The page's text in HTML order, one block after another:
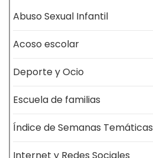
Abuso Sexual Infantil
Acoso escolar
Deporte y Ocio
Escuela de familias
Índice de Semanas Temáticas